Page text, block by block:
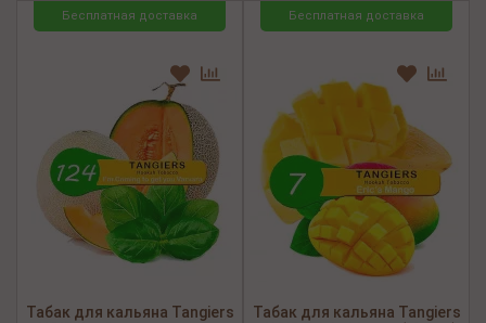
Бесплатная доставка
Табак для кальяна Tangiers
Бесплатная доставка
Табак для кальяна Tangiers